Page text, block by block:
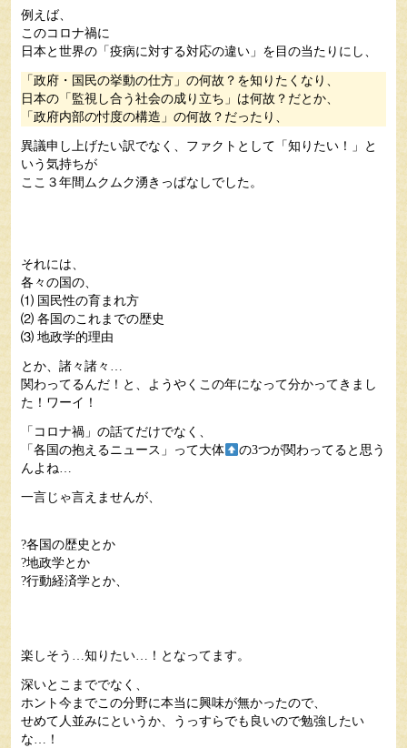
例えば、
このコロナ禍に
日本と世界の「疫病に対する対応の違い」を目の当たりにし、
「政府・国民の挙動の仕方」の何故？を知りたくなり、
日本の「監視し合う社会の成り立ち」は何故？だとか、
「政府内部の忖度の構造」の何故？だったり、
異議申し上げたい訳でなく、ファクトとして「知りたい！」と
いう気持ちが
ここ３年間ムクムク湧きっぱなしでした。
それには、
各々の国の、
⑴ 国民性の育まれ方
⑵ 各国のこれまでの歴史
⑶ 地政学的理由
とか、諸々諸々…
関わってるんだ！と、ようやくこの年になって分かってきまし
た！ワーイ！
「コロナ禍」の話てだけでなく、
「各国の抱えるニュース」って大体
の3つが関わってると思う
んよね…
一言じゃ言えませんが、
?各国の歴史とか
?地政学とか
?行動経済学とか、
楽しそう…知りたい…！となってます。
深いとこまででなく、
ホント今までこの分野に本当に興味が無かったので、
せめて人並みにというか、うっすらでも良いので勉強したい
な…！